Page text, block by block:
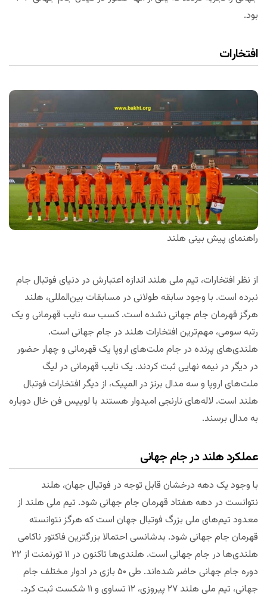
بود.
افتخارات
راهنمای پیش بینی هلند
از نظر افتخارات، تیم ملی هلند اندازه اعتبارش در دنیای فوتبال جام
نبرده است. با وجود سابقه طولانی در مسابقات بین‌المللی، هلند
هرگز قهرمان جام جهانی نشده است. کسب سه نایب قهرمانی و یک
رتبه سومی، مهم‌ترین افتخارات هلند در جام جهانی است.
هلندی‌های پرنده در جام ملت‌های اروپا یک قهرمانی و چهار حضور
در دیگر در نیمه نهایی ثبت کردند. یک نایب قهرمانی در لیگ
ملت‌های اروپا و سه مدال برنز در المپیک، از دیگر افتخارات فوتبال
هلند است. لاله‌های نارنجی امیدوار هستند با لوییس فن خال دوباره
به مدال برسند.
عملکرد هلند در جام جهانی
با وجود یک دهه درخشان قابل توجه در فوتبال جهان، هلند
نتوانست در دهه هفتاد قهرمان جام جهانی شود. تیم ملی هلند از
معدود تیم‌های ملی بزرگ فوتبال جهان است که هرگز نتوانسته
قهرمان جام جهانی شود. بدشانسی احتمالا بزرگترین فاکتور ناکامی
هلندی‌ها در جام جهانی است. هلندی‌ها تاکنون در ۱۱ تورنمنت از ۲۲
دوره جام جهانی حاضر شده‌اند. طی ۵۰ بازی در ادوار مختلف جام
جهانی، تیم ملی هلند ۲۷ پیروزی، ۱۲ تساوی و ۱۱ شکست ثبت کرد.